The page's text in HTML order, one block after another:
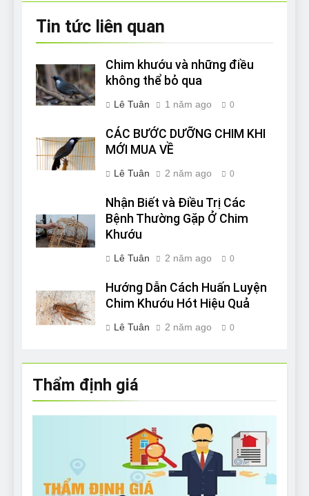
Tin tức liên quan
Chim khướu và những điều
không thể bỏ qua
Lê Tuân 1 năm ago 0
CÁC BƯỚC DƯỠNG CHIM KHI
MỚI MUA VỀ
Lê Tuân 2 năm ago 0
Nhận Biết và Điều Trị Các
Bệnh Thường Gặp Ở Chim
Khướu
Lê Tuân 2 năm ago 0
Hướng Dẫn Cách Huấn Luyện
Chim Khướu Hót Hiệu Quả
Lê Tuân 2 năm ago 0
Thẩm định giá